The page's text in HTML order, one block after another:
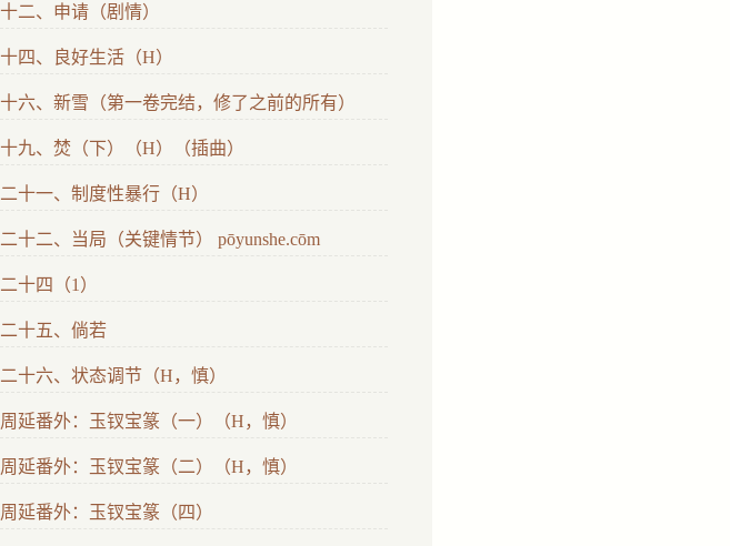
十二、申请（剧情）
十四、良好生活（H）
十六、新雪（第一卷完结，修了之前的所有）
十九、焚（下）（H）（插曲）
二十一、制度性暴行（H）
二十二、当局（关键情节） pōyunshe.cōm
二十四（1）
二十五、倘若
二十六、状态调节（H，慎）
周延番外：玉钗宝篆（一）（H，慎）
周延番外：玉钗宝篆（二）（H，慎）
周延番外：玉钗宝篆（四）